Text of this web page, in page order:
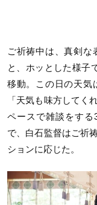
ご祈祷中は、真剣な
と、ホッとした様子
移動。この日の天気
「天気も味方してく
ペースで雑談をす
で、白石監督はご祈
ションに応じた。